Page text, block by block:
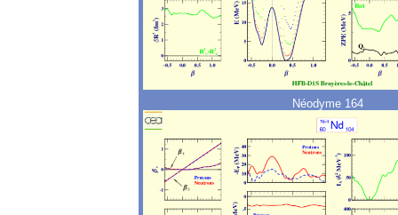
Néodyme 164